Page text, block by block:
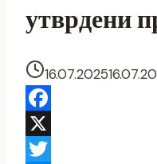
утврдени
16.07.2025
Facebook
X